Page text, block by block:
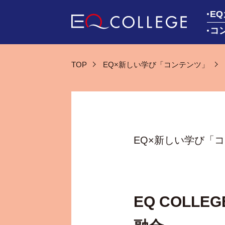
コ
TOP EQ×新しい学び「コンテンツ」
EQ×新しい学び「
EQ